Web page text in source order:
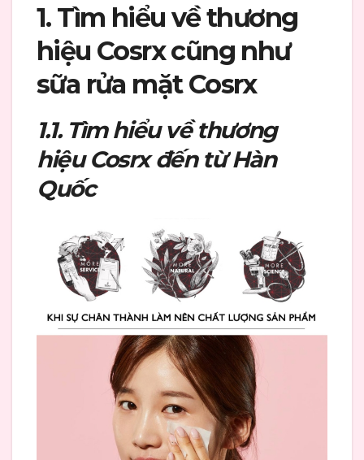
1. Tìm hiểu về thương
hiệu Cosrx cũng như
sữa rửa mặt Cosrx
1.1. Tìm hiểu về thương
hiệu Cosrx đến từ Hàn
Quốc